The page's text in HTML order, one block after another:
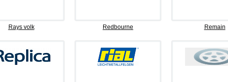
Rays volk Redbourne Remain